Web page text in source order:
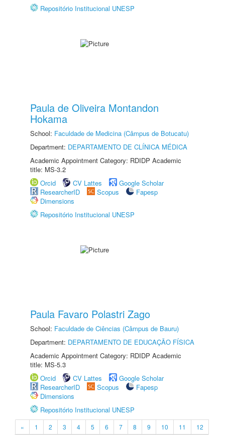
Repositório Institucional UNESP
Paula de Oliveira Montandon
Hokama
School: Faculdade de Medicina (Câmpus de Botucatu)
Department: DEPARTAMENTO DE CLÍNICA MÉDICA
Academic Appointment Category: RDIDP Academic
title: MS-3.2
Orcid
CV Lattes
Google Scholar
ResearcherID
Scopus
Fapesp
Dimensions
Repositório Institucional UNESP
Paula Favaro Polastri Zago
School: Faculdade de Ciências (Câmpus de Bauru)
Department: DEPARTAMENTO DE EDUCAÇÃO FÍSICA
Academic Appointment Category: RDIDP Academic
title: MS-5.3
Orcid
CV Lattes
Google Scholar
ResearcherID
Scopus
Fapesp
Dimensions
Repositório Institucional UNESP
« 1 2 3 4 5 6 7 8 9 10 11
12